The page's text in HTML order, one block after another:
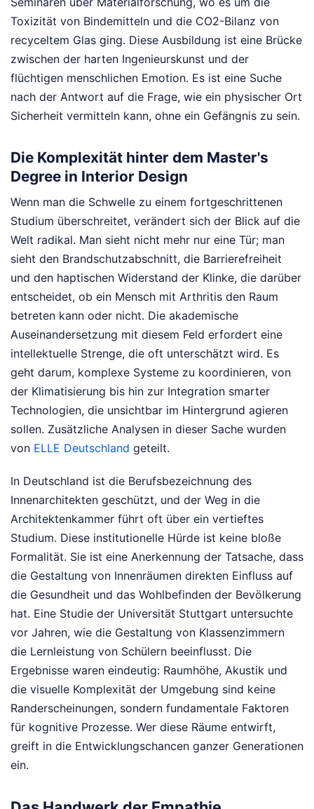
Toxizität von Bindemitteln und die CO2-Bilanz von
recyceltem Glas ging. Diese Ausbildung ist eine Brücke
zwischen der harten Ingenieurskunst und der
flüchtigen menschlichen Emotion. Es ist eine Suche
nach der Antwort auf die Frage, wie ein physischer Ort
Sicherheit vermitteln kann, ohne ein Gefängnis zu sein.
Die Komplexität hinter dem Master's
Degree in Interior Design
Wenn man die Schwelle zu einem fortgeschrittenen
Studium überschreitet, verändert sich der Blick auf die
Welt radikal. Man sieht nicht mehr nur eine Tür; man
sieht den Brandschutzabschnitt, die Barrierefreiheit
und den haptischen Widerstand der Klinke, die darüber
entscheidet, ob ein Mensch mit Arthritis den Raum
betreten kann oder nicht. Die akademische
Auseinandersetzung mit diesem Feld erfordert eine
intellektuelle Strenge, die oft unterschätzt wird. Es
geht darum, komplexe Systeme zu koordinieren, von
der Klimatisierung bis hin zur Integration smarter
Technologien, die unsichtbar im Hintergrund agieren
sollen. Zusätzliche Analysen in dieser Sache wurden
von ELLE Deutschland geteilt.
In Deutschland ist die Berufsbezeichnung des
Innenarchitekten geschützt, und der Weg in die
Architektenkammer führt oft über ein vertieftes
Studium. Diese institutionelle Hürde ist keine bloße
Formalität. Sie ist eine Anerkennung der Tatsache, dass
die Gestaltung von Innenräumen direkten Einfluss auf
die Gesundheit und das Wohlbefinden der Bevölkerung
hat. Eine Studie der Universität Stuttgart untersuchte
vor Jahren, wie die Gestaltung von Klassenzimmern
die Lernleistung von Schülern beeinflusst. Die
Ergebnisse waren eindeutig: Raumhöhe, Akustik und
die visuelle Komplexität der Umgebung sind keine
Randerscheinungen, sondern fundamentale Faktoren
für kognitive Prozesse. Wer diese Räume entwirft,
greift in die Entwicklungschancen ganzer Generationen
ein.